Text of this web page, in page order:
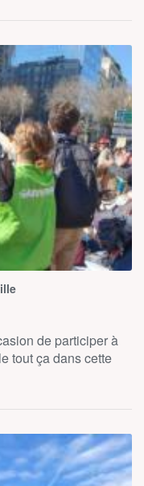
de participer à
tout ça dans cette